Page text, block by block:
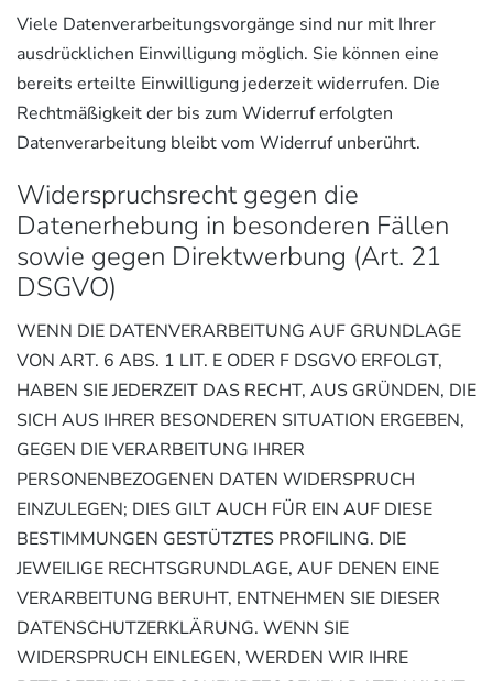
Viele Datenverarbeitungsvorgänge sind nur mit Ihrer
ausdrücklichen Einwilligung möglich. Sie können eine
bereits erteilte Einwilligung jederzeit widerrufen. Die
Rechtmäßigkeit der bis zum Widerruf erfolgten
Datenverarbeitung bleibt vom Widerruf unberührt.
Widerspruchsrecht gegen die
Datenerhebung in besonderen Fällen
sowie gegen Direktwerbung (Art. 21
DSGVO)
WENN DIE DATENVERARBEITUNG AUF GRUNDLAGE
VON ART. 6 ABS. 1 LIT. E ODER F DSGVO ERFOLGT,
HABEN SIE JEDERZEIT DAS RECHT, AUS GRÜNDEN, DIE
SICH AUS IHRER BESONDEREN SITUATION ERGEBEN,
GEGEN DIE VERARBEITUNG IHRER
PERSONENBEZOGENEN DATEN WIDERSPRUCH
EINZULEGEN; DIES GILT AUCH FÜR EIN AUF DIESE
BESTIMMUNGEN GESTÜTZTES PROFILING. DIE
JEWEILIGE RECHTSGRUNDLAGE, AUF DENEN EINE
VERARBEITUNG BERUHT, ENTNEHMEN SIE DIESER
DATENSCHUTZERKLÄRUNG. WENN SIE
WIDERSPRUCH EINLEGEN, WERDEN WIR IHRE